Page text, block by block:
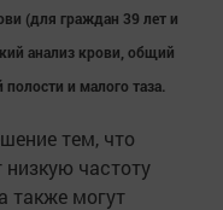
(для граждан 39 лет и
анализ крови, общий
и малого таза.
тем, что
частоту
также могут